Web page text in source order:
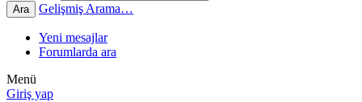
Ara Gelişmiş Arama…
Yeni mesajlar
Forumlarda ara
Menü
Giriş yap